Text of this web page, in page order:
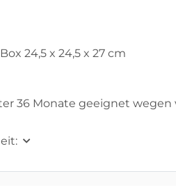
24,5 x 24,5 x 27 cm
36 Monate geeignet